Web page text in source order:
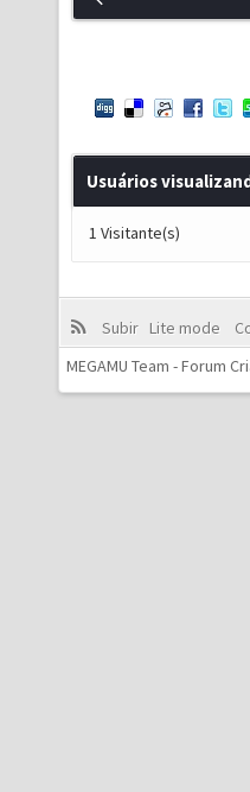
Usuários
1 Visitante(s)
Subir Lite mode
MEGAMU Team - Forum